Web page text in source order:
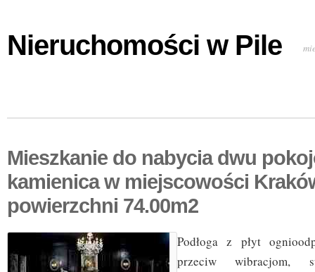
Nieruchomości w Pile
Mieszkanie do nabycia dwu
kamienica w miejscowości
powierzchni 74.00m2
Podłoga z płyt
przeciw wibracjom,